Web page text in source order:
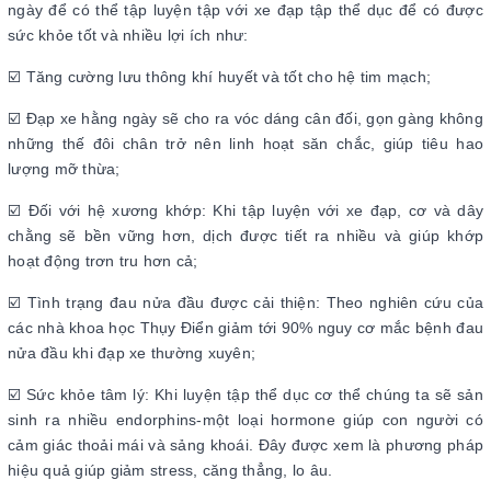
ngày để có thể tập luyện tập với xe đạp tập thể dục để có được
sức khỏe tốt và nhiều lợi ích như:
☑️ Tăng cường lưu thông khí huyết và tốt cho hệ tim mạch;
☑️ Đạp xe hằng ngày sẽ cho ra vóc dáng cân đối, gọn gàng không
những thế đôi chân trở nên linh hoạt săn chắc, giúp tiêu hao
lượng mỡ thừa;
☑️ Đối với hệ xương khớp: Khi tập luyện với xe đạp, cơ và dây
chằng sẽ bền vững hơn, dịch được tiết ra nhiều và giúp khớp
hoạt động trơn tru hơn cả;
☑️ Tình trạng đau nửa đầu được cải thiện: Theo nghiên cứu của
các nhà khoa học Thụy Điển giảm tới 90% nguy cơ mắc bệnh đau
nửa đầu khi đạp xe thường xuyên;
☑️ Sức khỏe tâm lý: Khi luyện tập thể dục cơ thể chúng ta sẽ sản
sinh ra nhiều endorphins-một loại hormone giúp con người có
cảm giác thoải mái và sảng khoái. Đây được xem là phương pháp
hiệu quả giúp giảm stress, căng thẳng, lo âu.